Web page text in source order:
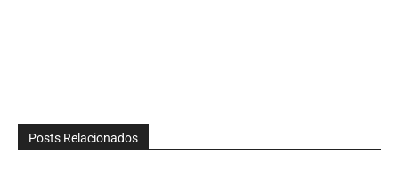
Posts Relacionados